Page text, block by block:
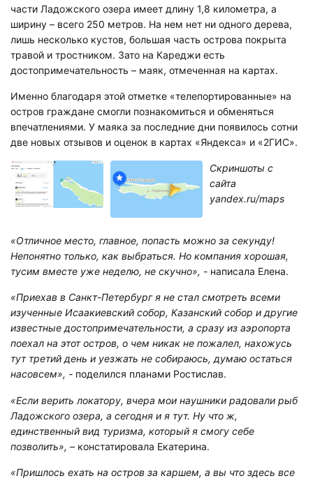
части Ладожского озера имеет длину 1,8 километра, а
ширину – всего 250 метров. На нем нет ни одного дерева,
лишь несколько кустов, большая часть острова покрыта
травой и тростником. Зато на Кареджи есть
достопримечательность – маяк, отмеченная на картах.
Именно благодаря этой отметке «телепортированные» на
остров граждане смогли познакомиться и обменяться
впечатлениями. У маяка за последние дни появилось сотни
две новых отзывов и оценок в картах «Яндекса» и «2ГИС».
Скриншоты с
сайта
yandex.ru/maps
«Отличное место, главное, попасть можно за секунду!
Непонятно только, как выбраться. Но компания хорошая,
тусим вместе уже неделю, не скучно», - написала Елена.
«Приехав в Санкт-Петербург я не стал смотреть всеми
изученные Исаакиевский собор, Казанский собор и другие
известные достопримечательности, а сразу из аэропорта
поехал на этот остров, о чем никак не пожалел, нахожусь
тут третий день и уезжать не собираюсь, думаю остаться
насовсем», - поделился планами Ростислав.
«Если верить локатору, вчера мои наушники радовали рыб
Ладожского озера, а сегодня и я тут. Ну что ж,
единственный вид туризма, который я смогу себе
позволить», – констатировала Екатерина.
«Пришлось ехать на остров за каршем, а вы что здесь все